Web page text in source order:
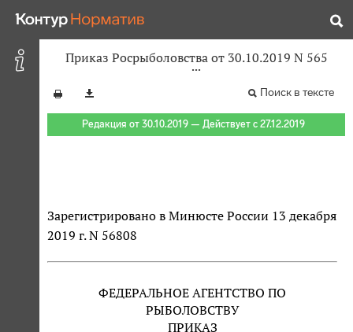
Приказ Росрыболовства от 30.10.2019 N 565
Поиск в тексте
Редакция от 30.10.2019 — Действует с 27.12.2019
Зарегистрировано в Минюсте России 13 декабря
2019 г. N 56808
ФЕДЕРАЛЬНОЕ АГЕНТСТВО ПО
РЫБОЛОВСТВУ
ПРИКАЗ